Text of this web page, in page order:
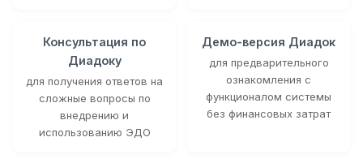
Консультация по
Диадоку
для получения ответов на
сложные вопросы по
внедрению и
использованию ЭДО
Демо-версия Диадок
для предварительного
ознакомления с
функционалом системы
без финансовых затрат